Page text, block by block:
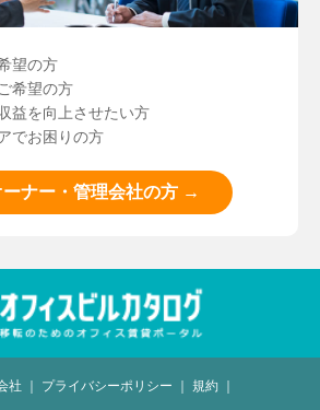
望の方
希望の方
益を向上させたい方
でお困りの方
ーナー・管理会社の方 →
社 ｜ プライバシーポリシー ｜ 規約 ｜